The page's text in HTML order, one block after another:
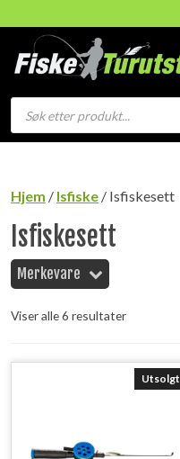
Products
search
Hjem / Isfiske / Isfiskesett
Isfiskesett
Merkevare
Viser alle 6 resultater
Utsolgt